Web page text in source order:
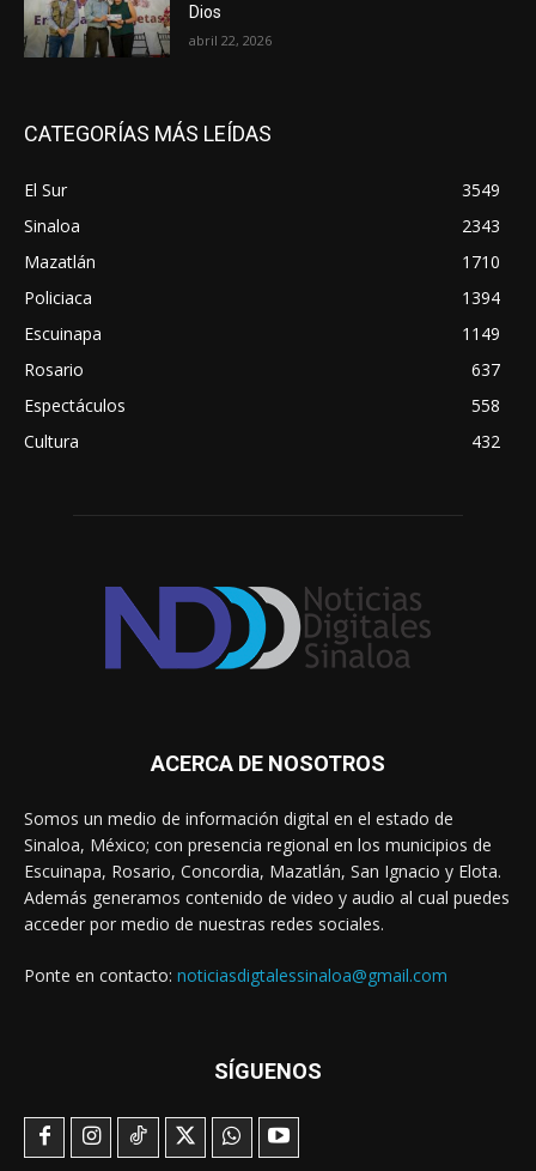
Dios
abril 22, 2026
CATEGORÍAS MÁS LEÍDAS
El Sur
3549
Sinaloa
2343
Mazatlán
1710
Policiaca
1394
Escuinapa
1149
Rosario
637
Espectáculos
558
Cultura
432
ACERCA DE NOSOTROS
Somos un medio de información digital en el estado de
Sinaloa, México; con presencia regional en los municipios de
Escuinapa, Rosario, Concordia, Mazatlán, San Ignacio y Elota.
Además generamos contenido de video y audio al cual puedes
acceder por medio de nuestras redes sociales.
Ponte en contacto: noticiasdigtalessinaloa@gmail.com
SÍGUENOS